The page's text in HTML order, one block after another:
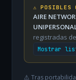
⚠️ POSIBLES
AIRE
registradas
Mostrar
⚠️ Tras